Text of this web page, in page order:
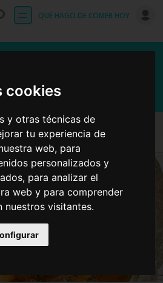
cookies
y otras técnicas de
tu experiencia de
web, para
personalizados y
para analizar el
web y para comprender
nuestros visitantes.
QUÉ HAGO DE COMER HOY Entrar